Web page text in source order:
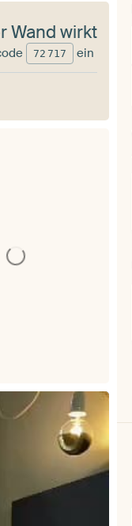
Wand wirkt
72 717 ein